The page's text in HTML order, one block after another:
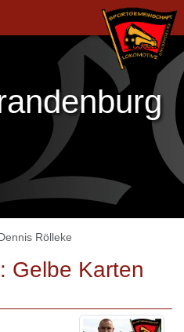
Rölleke
Gelbe Karten